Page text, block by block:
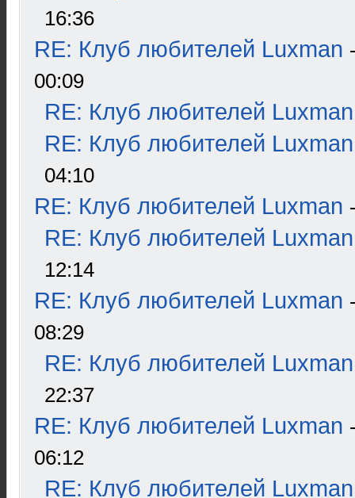
16:36
RE: Клуб любителей Luxman
00:09
RE: Клуб любителей Luxman
RE: Клуб любителей Luxman
04:10
RE: Клуб любителей Luxman
RE: Клуб любителей Luxman
12:14
RE: Клуб любителей Luxman
08:29
RE: Клуб любителей Luxman
22:37
RE: Клуб любителей Luxman
06:12
RE: Клуб любителей Luxman